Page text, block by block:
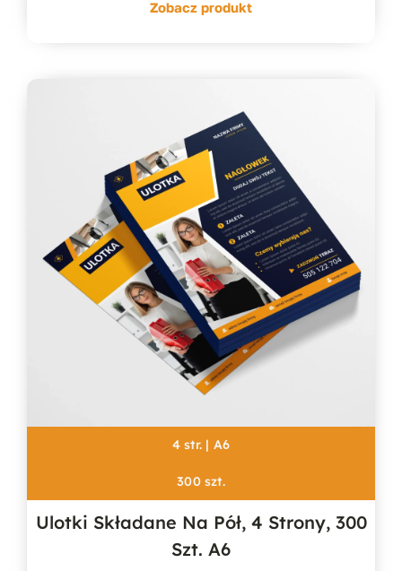
Zobacz produkt
4 str. | A6
300 szt.
Ulotki Składane Na Pół, 4 Strony, 300
Szt. A6